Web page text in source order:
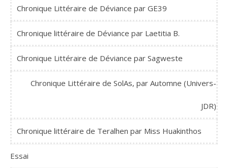
Chronique Littéraire de Déviance par GE39
Chronique littéraire de Déviance par Laetitia B.
Chronique Littéraire de Déviance par Sagweste
Chronique Littéraire de SolAs, par Automne (Univers-
JDR)
Chronique littéraire de Teralhen par Miss Huakinthos
Essai